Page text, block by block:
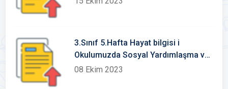
3.Sınıf 5.Hafta Hayat bilgisi i
Okulumuzda Sosyal Yardımlaşma ve
Dayanışma Konu Etkinlikleri
08 Ekim 2023